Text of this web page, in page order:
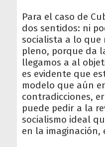
Para el caso de
dos sentidos: ni
socialista a lo que
pleno, porque da
llegamos a al
es evidente que
modelo que aún
contradicciones,
puede pedir a la
socialismo ideal
en la imaginación,